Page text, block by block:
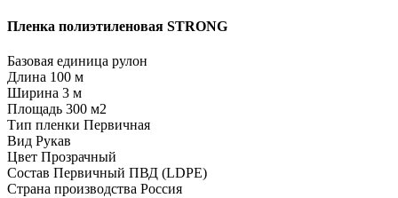
Пленка полиэтиленовая STRONG
Базовая единица рулон
Длина 100 м
Ширина 3 м
Площадь 300 м2
Тип пленки Первичная
Вид Рукав
Цвет Прозрачный
Состав Первичный ПВД (LDPE)
Страна производства Россия